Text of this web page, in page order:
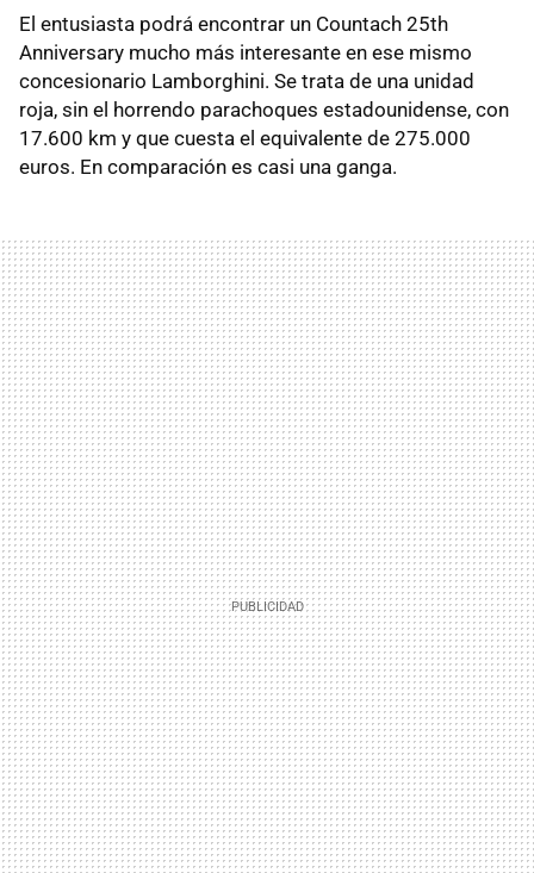
El entusiasta podrá encontrar un Countach 25th
Anniversary mucho más interesante en ese mismo
concesionario Lamborghini. Se trata de una unidad
roja, sin el horrendo parachoques estadounidense, con
17.600 km y que cuesta el equivalente de 275.000
euros. En comparación es casi una ganga.